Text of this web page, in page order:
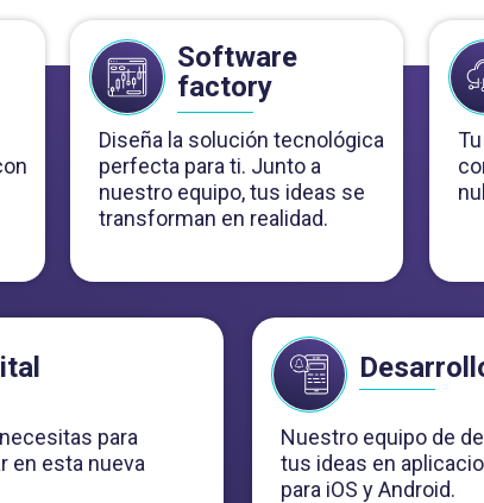
Software
factory
Diseña la solución tecnológica
perfecta para ti. Junto a
nuestro equipo, tus ideas se
transforman en realidad.
Nuestro equipo de
tus ideas en
para iOS y Android.
para
en esta nueva